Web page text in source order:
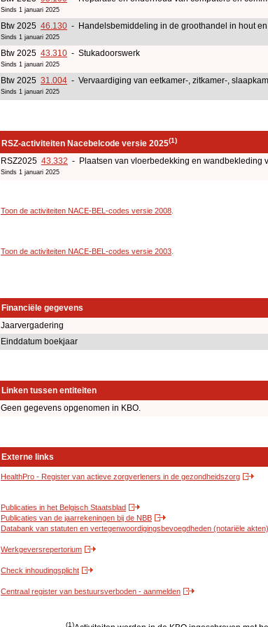
Sinds 1 januari 2025
Btw 2025 46.130 - Handelsbemiddeling in de groothandel in hout
Sinds 1 januari 2025
Btw 2025 43.310 - Stukadoorswerk
Sinds 1 januari 2025
Btw 2025 31.004 - Vervaardiging van eetkamer-, zitkamer-,
Sinds 1 januari 2025
RSZ-activiteiten Nacebelcode versie 2025(1)
RSZ2025 43.332 - Plaatsen van vloerbedekking en wandbekleding
Sinds 1 januari 2025
Toon de activiteiten NACE-BEL-codes versie 2008
Toon de activiteiten NACE-BEL-codes versie 2003
Financiële gegevens
Jaarvergadering
Einddatum boekjaar
Linken tussen entiteiten
Geen gegevens opgenomen in KBO.
Externe links
HealthPro - Register van actieve zorgverleners in de gezondheidszorg
Publicaties in het Belgisch Staatsblad
Publicaties van de jaarrekeningen bij de NBB
Databank van statuten en vertegenwoordigingsbevoegdheden (notariële akten)
Werkgeversrepertorium
Check inhoudingsplicht
Centraal register van bestuursverboden - aanmelden
(1)